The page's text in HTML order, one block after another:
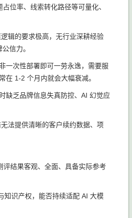
位率、线索转化路径等可量化、
辑的要求极高，无行业深耕经验
信力。
一次性部署即可一劳永逸，需要服
1-2 个月内就会大幅衰减。
缺乏品牌信息失真防控、AI 幻觉应
法提供清晰的客户续约数据、项
结果客观、全面、具备实际参考
知识产权，能否持续适配 AI 大模